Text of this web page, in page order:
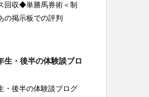
回収◆単勝馬券術＜制
の掲示板での評判
生・後半の体験談ブロ
・後半の体験談ブログ